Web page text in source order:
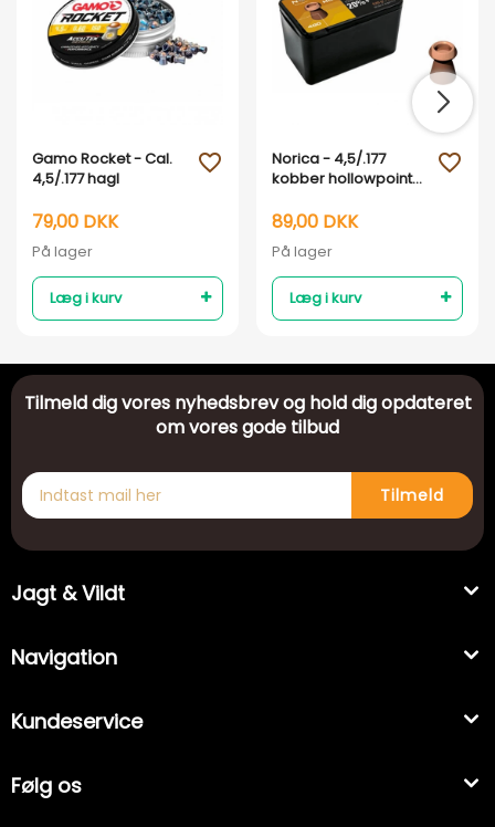
Gamo Rocket - Cal.
4,5/.177 hagl
79,00 DKK
På lager
Læg i kurv
favorite_outline
Norica - 4,5/.177
kobber hollowpoint
89,00 DKK
På lager
Læg i kurv
favorite_outline
Tilmeld dig vores nyhedsbrev og hold dig opdateret
om vores gode tilbud
Tilmeld
Jagt & Vildt
Navigation
Kundeservice
Følg os